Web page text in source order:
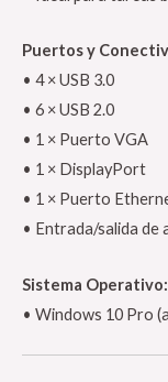
Puertos y
• 4 × USB 3.0
• 6 × USB 2.0
• 1 × Puerto VGA
• 1 × DisplayPort
• 1 × Puerto
• Entrada/salida de
Sistema Operativo:
• Windows 10 Pro